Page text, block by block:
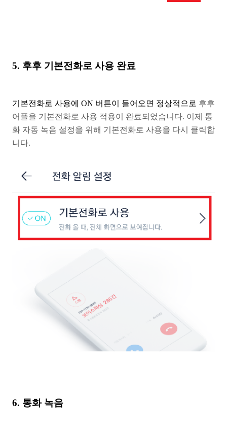
5. 후후 기본전화로 사용 완료
기본전화로 사용에 ON 버튼이 들어오면 정상적으로 후후
어플을 기본전화로 사용 적용이 완료되었습니다. 이제 통
화 자동 녹음 설정을 위해 기본전화로 사용을 다시 클릭합
니다.
6. 통화 녹음